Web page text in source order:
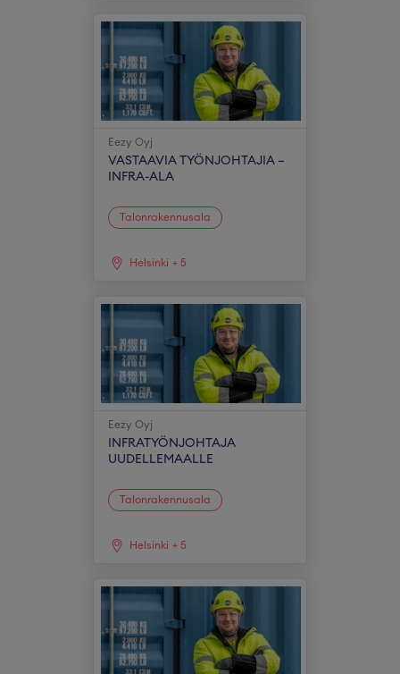
Eezy Oyj
VASTAAVIA TYÖNJOHTAJIA –
INFRA-ALA
Talonrakennusala
Helsinki + 5
Eezy Oyj
INFRATYÖNJOHTAJA
UUDELLEMAALLE
Talonrakennusala
Helsinki + 5